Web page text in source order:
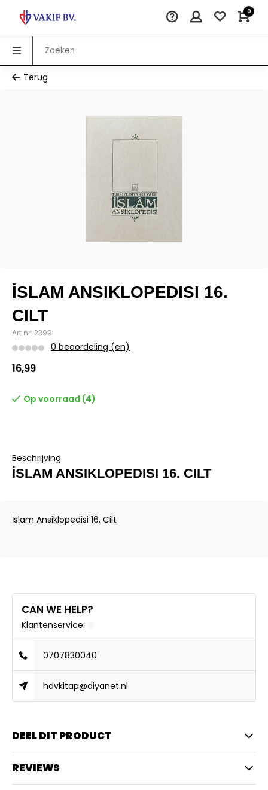
0
Terug
İSLAM ANSIKLOPEDISI 16.
CILT
Art.nr: 2399
0 beoordeling (en)
16,99
Op voorraad (4)
Beschrijving
İSLAM ANSIKLOPEDISI 16. CILT
İslam Ansiklopedisi 16. Cilt
CAN WE HELP?
Klantenservice:
0707830040
hdvkitap@diyanet.nl
DEEL DIT PRODUCT
REVIEWS